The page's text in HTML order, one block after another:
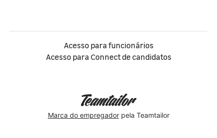
Acesso para funcionários
Acesso para Connect de candidatos
Marca do empregadorpela Teamtailor